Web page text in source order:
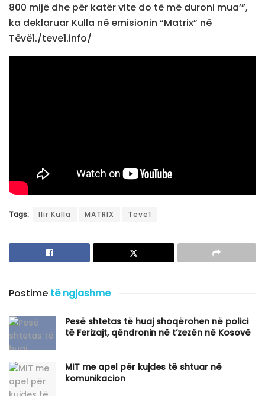
800 mijë dhe për katër vite do të më duroni mua’”,
ka deklaruar Kulla në emisionin “Matrix” në
Tëvë1./teve1.info/
Tags: Ilir Kulla MATRIX Teve1
Postime të ngjashme
Pesë shtetas të huaj shoqërohen në polici
të Ferizajt, qëndronin në t’zezën në Kosovë
MIT me apel për kujdes të shtuar në
komunikacion